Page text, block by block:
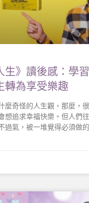
生》讀後感：學
轉為享受樂趣
麼奇怪的人生觀，那麼，
想追求幸福快樂。但人們
過氣，被一堆覺得必須做